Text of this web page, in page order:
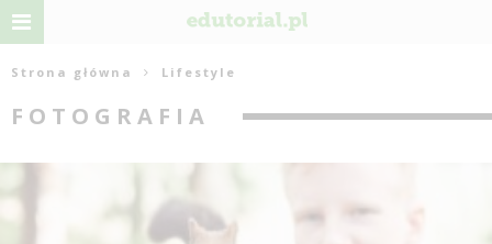
Strona główna Lifestyle
FOTOGRAFIA